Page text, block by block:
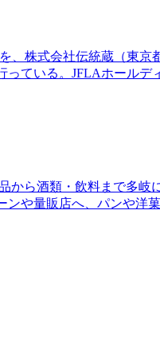
、株式会社伝統蔵（東京
ている。JFLAホールデ
から酒類・飲料まで多岐
や量販店へ、パンや洋